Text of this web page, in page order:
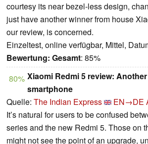
courtesy its near bezel-less design,
just have another winner from house
our review, is concerned.
Einzeltest, online verfügbar, Mittel,
Bewertung: Gesamt: 85%
80% Xiaomi Redmi 5 review:
smartphone
Quelle: The Indian Express EN→DE
It’s natural for users to be confused
series and the new Redmi 5. Those on
might not see the point of an upgrade,